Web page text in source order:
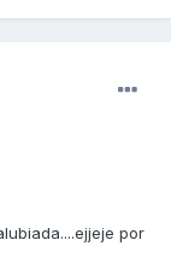
por